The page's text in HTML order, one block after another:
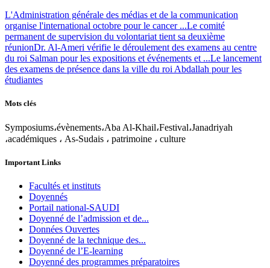
L'Administration générale des médias et de la communication
organise l'international octobre pour le cancer ...Le comité
permanent de supervision du volontariat tient sa deuxième
réunionDr. Al-Ameri vérifie le déroulement des examens au centre
du roi Salman pour les expositions et événements et ...Le lancement
des examens de présence dans la ville du roi Abdallah pour les
étudiantes
Mots clés
Symposiums،évènements،Aba Al-Khail،Festival،Janadriyah
،académiques ، As-Sudais ، patrimoine ، culture
Important Links
Facultés et instituts
Doyennés
Portail national-SAUDI
Doyenné de l’admission et de...
Données Ouvertes
Doyenné de la technique des...
Doyenné de l’E-learning
Doyenné des programmes préparatoires